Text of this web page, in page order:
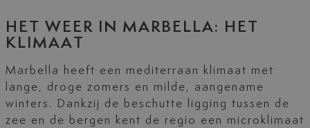
HET WEER IN MARBELLA: HET
KLIMAAT
Marbella heeft een mediterraan klimaat met
lange, droge zomers en milde, aangename
winters. Dankzij de beschutte ligging tussen de
zee en de bergen kent de regio een microklimaat